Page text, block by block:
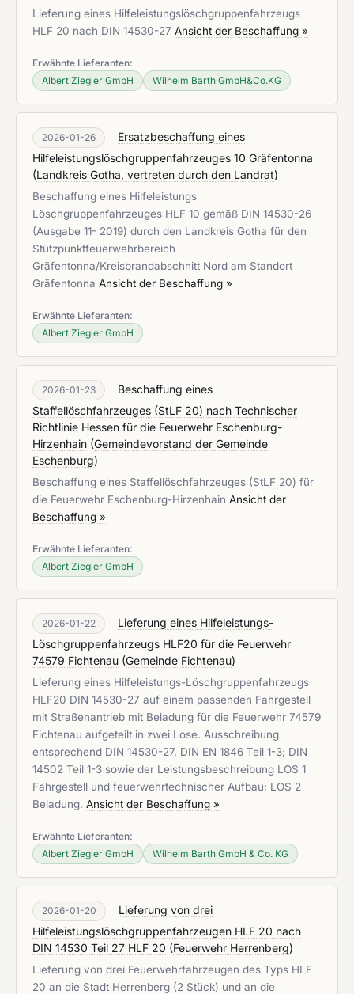
Lieferung eines Hilfeleistungslöschgruppenfahrzeugs
HLF 20 nach DIN 14530-27 Ansicht der Beschaffung »
Erwähnte Lieferanten:
Albert Ziegler GmbH
Wilhelm Barth GmbH&Co.KG
2026-01-26
Ersatzbeschaffung eines
Hilfeleistungslöschgruppenfahrzeuges 10 Gräfentonna
(Landkreis Gotha, vertreten durch den Landrat)
Beschaffung eines Hilfeleistungs
Löschgruppenfahrzeuges HLF 10 gemäß DIN 14530-26
(Ausgabe 11- 2019) durch den Landkreis Gotha für den
Stützpunktfeuerwehrbereich
Gräfentonna/Kreisbrandabschnitt Nord am Standort
Gräfentonna Ansicht der Beschaffung »
Erwähnte Lieferanten:
Albert Ziegler GmbH
2026-01-23
Beschaffung eines
Staffellöschfahrzeuges (StLF 20) nach Technischer
Richtlinie Hessen für die Feuerwehr Eschenburg-
Hirzenhain (Gemeindevorstand der Gemeinde
Eschenburg)
Beschaffung eines Staffellöschfahrzeuges (StLF 20) für
die Feuerwehr Eschenburg-Hirzenhain Ansicht der
Beschaffung »
Erwähnte Lieferanten:
Albert Ziegler GmbH
2026-01-22
Lieferung eines Hilfeleistungs-
Löschgruppenfahrzeugs HLF20 für die Feuerwehr
74579 Fichtenau (Gemeinde Fichtenau)
Lieferung eines Hilfeleistungs-Löschgruppenfahrzeugs
HLF20 DIN 14530-27 auf einem passenden Fahrgestell
mit Straßenantrieb mit Beladung für die Feuerwehr 74579
Fichtenau aufgeteilt in zwei Lose. Ausschreibung
entsprechend DIN 14530-27, DIN EN 1846 Teil 1-3; DIN
14502 Teil 1-3 sowie der Leistungsbeschreibung LOS 1
Fahrgestell und feuerwehrtechnischer Aufbau; LOS 2
Beladung. Ansicht der Beschaffung »
Erwähnte Lieferanten:
Albert Ziegler GmbH
Wilhelm Barth GmbH & Co. KG
2026-01-20
Lieferung von drei
Hilfeleistungslöschgruppenfahrzeugen HLF 20 nach
DIN 14530 Teil 27 HLF 20 (Feuerwehr Herrenberg)
Lieferung von drei Feuerwehrfahrzeugen des Typs HLF
20 an die Stadt Herrenberg (2 Stück) und an die